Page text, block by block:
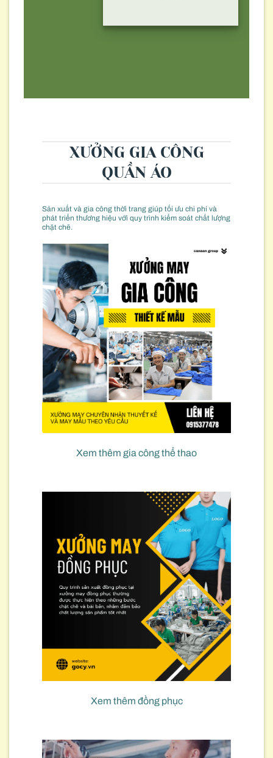
XƯỞNG GIA CÔNG
QUẦN ÁO
Sản xuất và gia công thời trang giúp tối ưu chi phí và
phát triển thương hiệu với quy trình kiểm soát chất lượng
chặt chẽ.
Xem thêm gia công thể thao
Xem thêm đồng phục